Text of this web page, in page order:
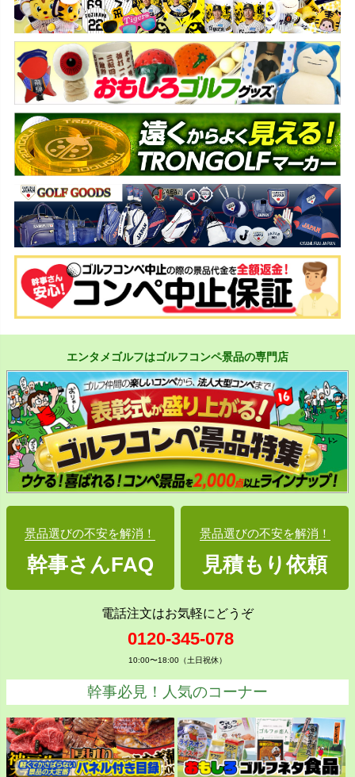
エンタメゴルフはゴルフコンペ景品の専門店
景品選びの不安を解消！
幹事さんFAQ
景品選びの不安を解消！
見積もり依頼
電話注文はお気軽にどうぞ
0120-345-078
10:00〜18:00（土日祝休）
幹事必見！人気のコーナー